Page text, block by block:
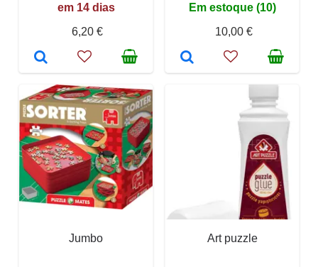
em 14 dias
6,20 €
Em estoque (10)
10,00 €
Jumbo Art puzzle